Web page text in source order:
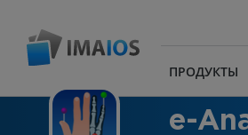
ПРОДУКТЫ
e-